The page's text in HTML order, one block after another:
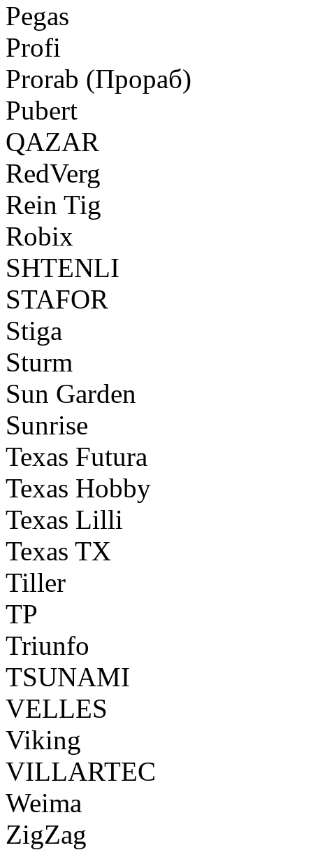
Pegas
Profi
Prorab (Прораб)
Pubert
QAZAR
RedVerg
Rein Tig
Robix
SHTENLI
STAFOR
Stiga
Sturm
Sun Garden
Sunrise
Texas Futura
Texas Hobby
Texas Lilli
Texas TX
Tiller
TP
Triunfo
TSUNAMI
VELLES
Viking
VILLARTEC
Weima
ZigZag